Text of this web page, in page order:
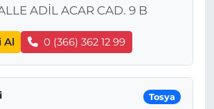
ADİL ACAR CAD. 9 B
Al 0 (366) 362 12 99
Tosya